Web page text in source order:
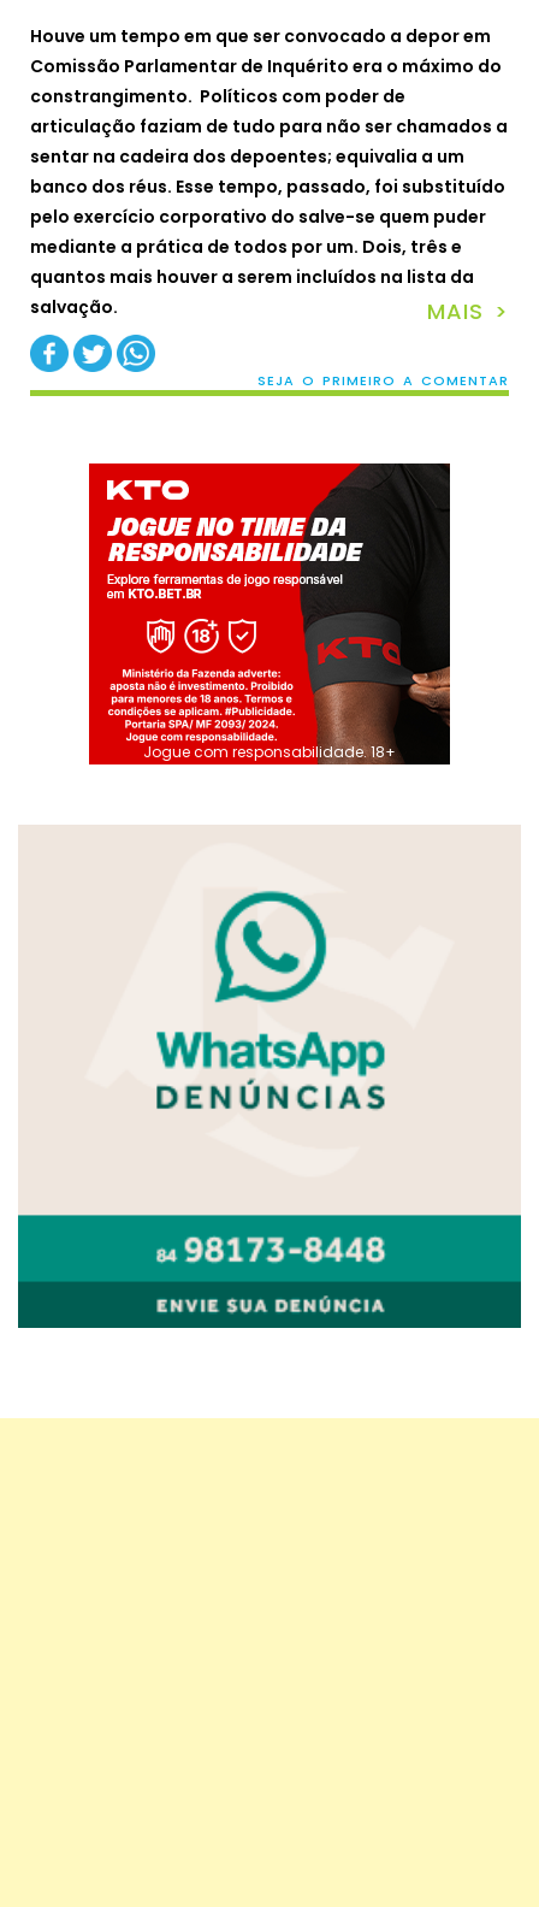
Houve um tempo em que ser convocado a depor em
Comissão Parlamentar de Inquérito era o máximo do
constrangimento. Políticos com poder de
articulação faziam de tudo para não ser chamados a
sentar na cadeira dos depoentes; equivalia a um
banco dos réus. Esse tempo, passado, foi substituído
pelo exercício corporativo do salve-se quem puder
mediante a prática de todos por um. Dois, três e
quantos mais houver a serem incluídos na lista da
salvação.
MAIS >
SEJA O PRIMEIRO A COMENTAR
Jogue com responsabilidade. 18+